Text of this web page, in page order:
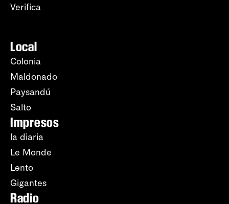
Verifica
Local
Colonia
Maldonado
Paysandú
Salto
Impresos
la diaria
Le Monde
Lento
Gigantes
Radio